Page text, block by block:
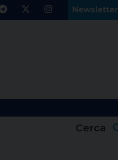
Newsletter
Cerca